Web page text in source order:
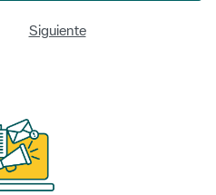
Siguiente